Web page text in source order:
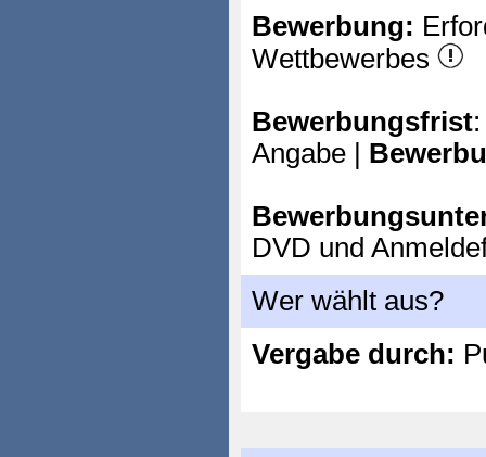
Bewerbung:
Wettbewerbes
Bewerbungsfrist
Angabe |
DVD und
Wer wählt aus?
Vergabe durch: